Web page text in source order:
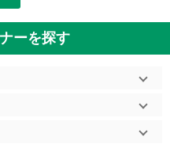
ーを探す